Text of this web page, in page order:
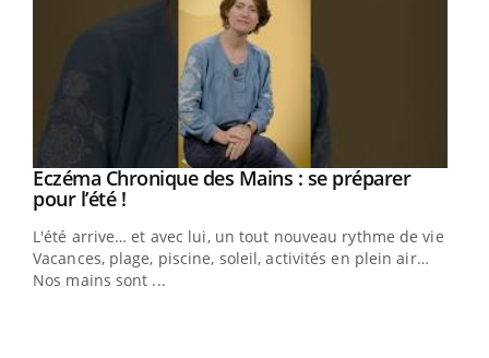
Youtube
Eczéma Chronique des Mains : se préparer
pour l’été !Youtube
L'été arrive… et avec lui, un tout nouveau rythme de vie !
Vacances, plage, piscine, soleil, activités en plein air…
Nos mains sont ...